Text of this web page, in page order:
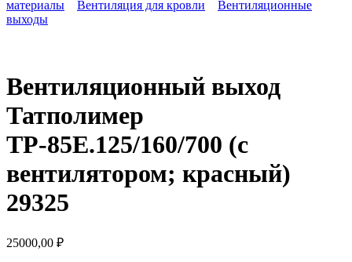
материалы
Вентиляция для кровли
Вентиляционные
выходы
Вентиляционный выход
Татполимер
ТР-85Е.125/160/700 (с
вентилятором; красный)
29325
25000,00 ₽